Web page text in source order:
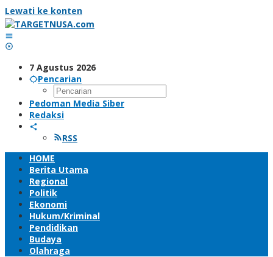
Lewati ke konten
7 Agustus 2026
Pencarian
Pedoman Media Siber
Redaksi
RSS
HOME
Berita Utama
Regional
Politik
Ekonomi
Hukum/Kriminal
Pendidikan
Budaya
Olahraga